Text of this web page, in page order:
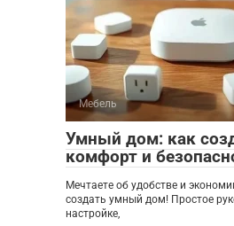
Мебель
Умный дом: как
комфорт и
Мечтаете об удобстве и
создать умный дом! Простое
настройке,